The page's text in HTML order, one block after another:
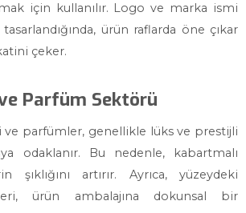
için kullanılır. Logo ve marka ismi
ürün raflarda öne çıkar
çeker.
Parfüm Sektörü
parfümler, genellikle lüks ve prestijli
odaklanır. Bu nedenle, kabartmalı
şıklığını artırır. Ayrıca, yüzeydeki
ürün ambalajına dokunsal bir